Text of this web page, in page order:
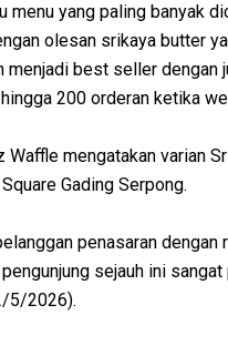
menu yang paling banyak
olesan srikaya butter
menjadi best seller dengan
200 orderan ketika
Waffle mengatakan varian
Gading Serpong.
penasaran
sejauh ini
5/2026).